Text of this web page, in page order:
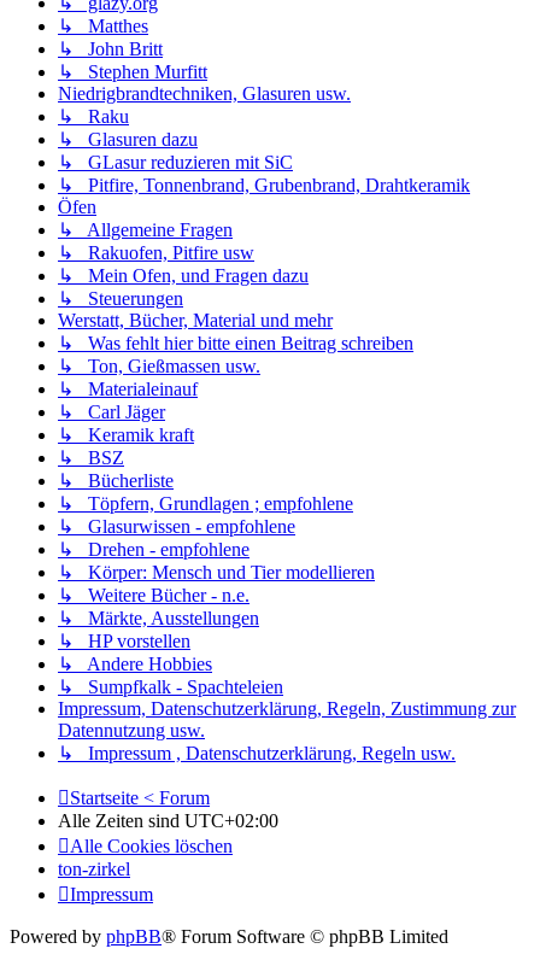
↳ Matthes
↳ John Britt
↳ Stephen Murfitt
Niedrigbrandtechniken, Glasuren usw.
↳ Raku
↳ Glasuren dazu
↳ GLasur reduzieren mit SiC
↳ Pitfire, Tonnenbrand, Grubenbrand, Drahtkeramik
Öfen
↳ Allgemeine Fragen
↳ Rakuofen, Pitfire usw
↳ Mein Ofen, und Fragen dazu
↳ Steuerungen
Werstatt, Bücher, Material und mehr
↳ Was fehlt hier bitte einen Beitrag schreiben
↳ Ton, Gießmassen usw.
↳ Materialeinauf
↳ Carl Jäger
↳ Keramik kraft
↳ BSZ
↳ Bücherliste
↳ Töpfern, Grundlagen ; empfohlene
↳ Glasurwissen - empfohlene
↳ Drehen - empfohlene
↳ Körper: Mensch und Tier modellieren
↳ Weitere Bücher - n.e.
↳ Märkte, Ausstellungen
↳ HP vorstellen
↳ Andere Hobbies
↳ Sumpfkalk - Spachteleien
Impressum, Datenschutzerklärung, Regeln, Zustimmung zur
Datennutzung usw.
↳ Impressum , Datenschutzerklärung, Regeln usw.
Startseite < Forum
Alle Zeiten sind UTC+02:00
Alle Cookies löschen
ton-zirkel
Impressum
Powered by phpBB® Forum Software © phpBB Limited